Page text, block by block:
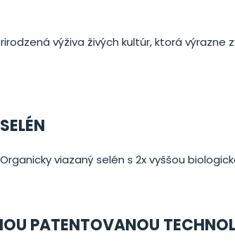
výživa živých kultúr, ktorá
viazaný selén s 2x vyššou
PATENTOVANOU